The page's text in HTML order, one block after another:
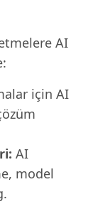
AI
için AI
AI
model